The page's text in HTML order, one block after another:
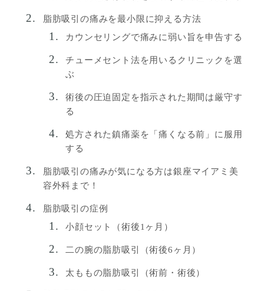
脂肪吸引の痛みを最小限に抑える方法
カウンセリングで痛みに弱い旨を申告する
チューメセント法を用いるクリニックを選
ぶ
術後の圧迫固定を指示された期間は厳守す
る
処方された鎮痛薬を「痛くなる前」に服用
する
脂肪吸引の痛みが気になる方は銀座マイアミ美
容外科まで！
脂肪吸引の症例
小顔セット（術後1ヶ月）
二の腕の脂肪吸引（術後6ヶ月）
太ももの脂肪吸引（術前・術後）